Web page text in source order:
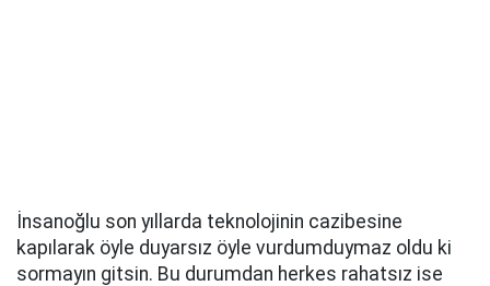
İnsanoğlu son yıllarda teknolojinin cazibesine
kapılarak öyle duyarsız öyle vurdumduymaz oldu ki
sormayın gitsin. Bu durumdan herkes rahatsız ise